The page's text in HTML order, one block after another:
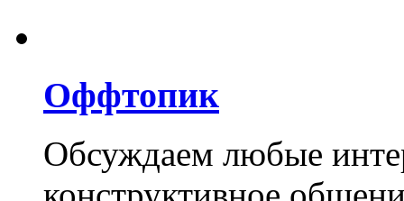
Оффтопик
Обсуждаем любые